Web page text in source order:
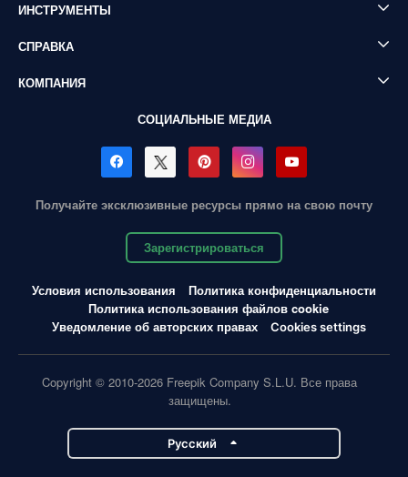
ИНСТРУМЕНТЫ
СПРАВКА
КОМПАНИЯ
СОЦИАЛЬНЫЕ МЕДИА
Получайте эксклюзивные ресурсы прямо на свою почту
Зарегистрироваться
Условия использования
Политика конфиденциальности
Политика использования файлов cookie
Уведомление об авторских правах
Cookies settings
Copyright © 2010-2026 Freepik Company S.L.U. Все права
защищены.
Pусский